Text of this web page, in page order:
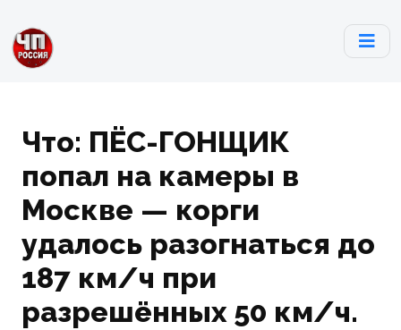
Что: ПЁС-ГОНЩИК
попал на камеры в
Москве — корги
удалось разогнаться до
187 км/ч при
разрешённых 50 км/ч.